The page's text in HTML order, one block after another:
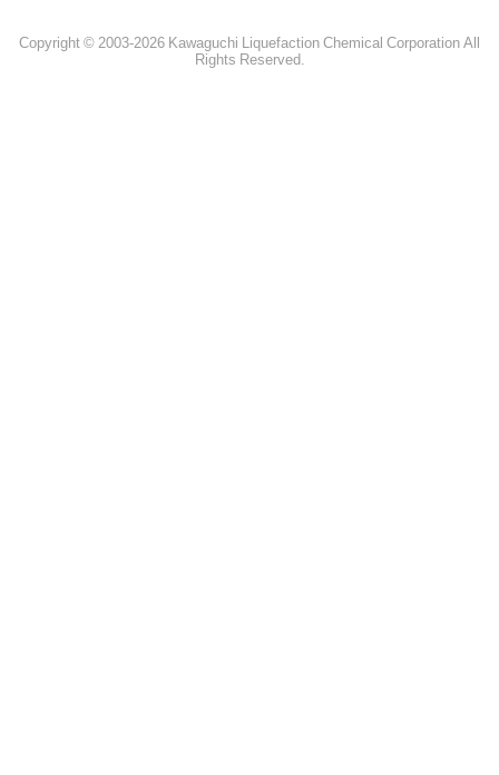
Copyright © 2003-2026 Kawaguchi Liquefaction Chemical Corporation All
Rights Reserved.